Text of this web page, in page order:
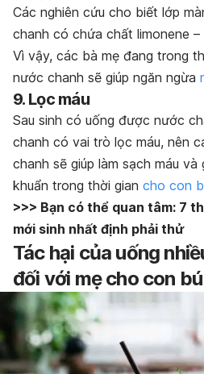
Các nghiên cứu cho biết lớp
chanh có chứa chất limonene
Vì vậy, các bà mẹ đang trong
nước chanh sẽ giúp ngăn ngừa
9. Lọc máu
Sau sinh có uống được nước
chanh có vai trò lọc máu, nên
chanh sẽ giúp làm sạch máu
khuẩn trong thời gian cho con
>>> Bạn có thể quan tâm: 7
mới sinh nhất định phải thử
Tác hại của uống
đối với mẹ cho con bú